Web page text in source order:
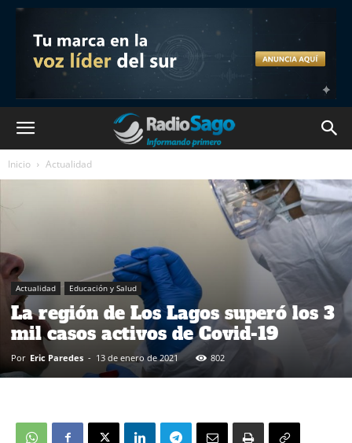
Inicio Actualidad
Actualidad Educación y Salud
La región de Los Lagos superó los 3
mil casos activos de Covid-19
Por Eric Paredes - 13 de enero de 2021 802